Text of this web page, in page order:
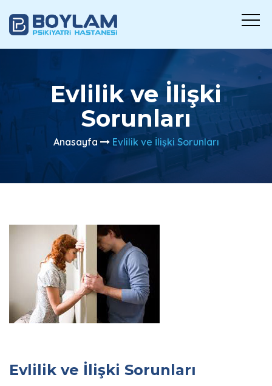
Evlilik ve İlişki
Sorunları
Anasayfa Evlilik ve İlişki Sorunları
Evlilik ve İlişki Sorunları